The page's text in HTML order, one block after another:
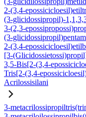
2-(3,4-
(3-glicidossipropil)-
3-(2,3-
(3-
2-(3,4-
[3-
3,5-Bis[2-(3,4-
Tris[2-(3,4-
Acrilossisilani
3-